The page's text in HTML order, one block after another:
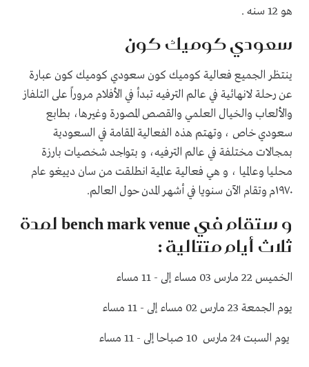
سعودي كوميك كون
ينتظر الجميع فعالية كوميك كون سعودي كوميك كون عبارة
عن رحلة لانهائية في عالم الترفيه تبدأ في الأفلام مروراً على التلفاز
والألعاب والخيال العلمي والقصص المصورة وغيرها، بطابع
سعودي خاص ، وتهتم هذه الفعالية المقامة في السعودية
بمجالات مختلفة في عالم الترفيه، و بتواجد شخصيات بارزة
محليا وعالميا ، و هي فعالية عالمية انطلقت من سان دييغو عام
١٩٧٠م وتقام الآن سنويا في أشهر المدن حول العالم.
و ستقام في bench mark venue لمدة
ثلاث أيام متتالية :
الخميس 22 مارس 03 مساء إلى - 11 مساء
يوم الجمعة 23 مارس 02 مساء إلى - 11 مساء
يوم السبت 24 مارس 10 صباحا إلى - 11 مساء